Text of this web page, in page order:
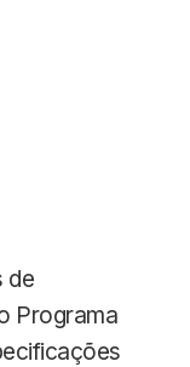
de
Programa